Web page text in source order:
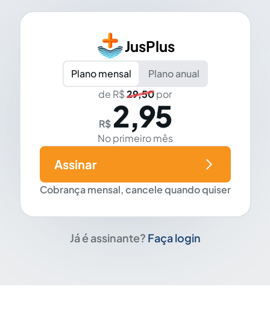
JusPlus
Plano mensal
Plano anual
de R$29,50por
R$ 2,95
No primeiro mês
Cobrança mensal, cancele quando quiser
Assinar
Já é assinante? Faça login